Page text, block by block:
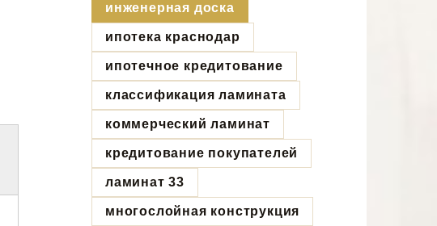
инженерная доска
ипотека краснодар
ипотечное кредитование
классификация ламината
коммерческий ламинат
кредитование покупателей
ламинат 33
многослойная конструкция